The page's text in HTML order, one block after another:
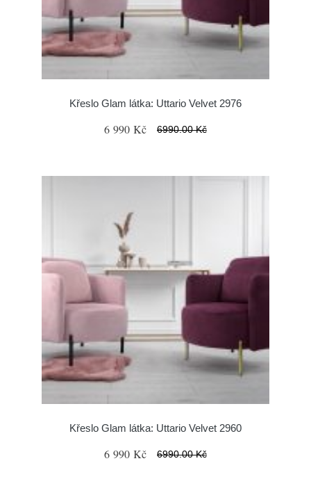
Křeslo Glam látka: Uttario Velvet 2976
6 990 Kč 6990.00 Kč
Křeslo Glam látka: Uttario Velvet 2960
6 990 Kč 6990.00 Kč